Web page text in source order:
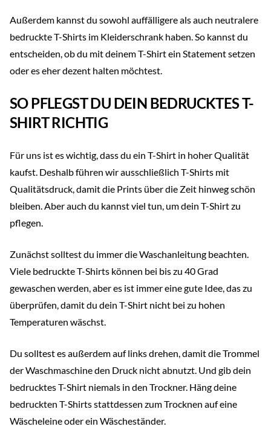
Außerdem kannst du sowohl auffälligere als auch neutralere
bedruckte T-Shirts im Kleiderschrank haben. So kannst du
entscheiden, ob du mit deinem T-Shirt ein Statement setzen
oder es eher dezent halten möchtest.
SO PFLEGST DU DEIN BEDRUCKTES T-
SHIRT RICHTIG
Für uns ist es wichtig, dass du ein T-Shirt in hoher Qualität
kaufst. Deshalb führen wir ausschließlich T-Shirts mit
Qualitätsdruck, damit die Prints über die Zeit hinweg schön
bleiben. Aber auch du kannst viel tun, um dein T-Shirt zu
pflegen.
Zunächst solltest du immer die Waschanleitung beachten.
Viele bedruckte T-Shirts können bei bis zu 40 Grad
gewaschen werden, aber es ist immer eine gute Idee, das zu
überprüfen, damit du dein T-Shirt nicht bei zu hohen
Temperaturen wäschst.
Du solltest es außerdem auf links drehen, damit die Trommel
der Waschmaschine den Druck nicht abnutzt. Und gib dein
bedrucktes T-Shirt niemals in den Trockner. Häng deine
bedruckten T-Shirts stattdessen zum Trocknen auf eine
Wäscheleine oder ein Wäscheständer.